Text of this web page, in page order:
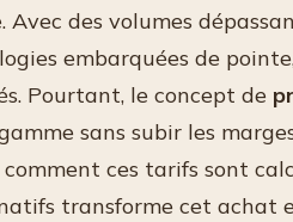
Avec des volumes
embarquées de
Pourtant, le concept de
sans subir les
ces tarifs sont
transforme cet achat